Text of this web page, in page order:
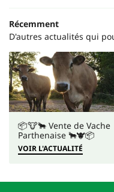
Récemment
D'autres actualités qui
📦🐮🐂 Vente de Vache
Parthenaise 🐂🐮📦
VOIR L'ACTUALITÉ